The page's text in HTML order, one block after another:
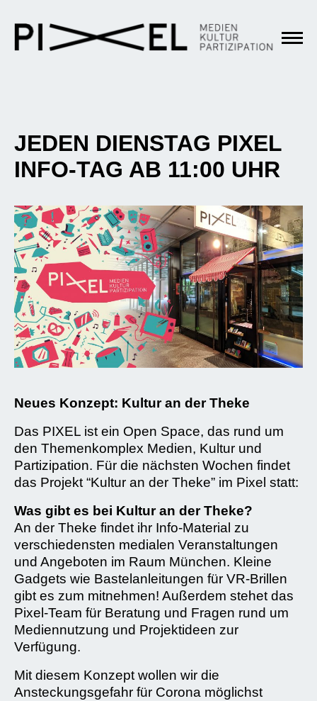
JEDEN DIENSTAG PIXEL
INFO-TAG AB 11:00 UHR
Neues Konzept: Kultur an der Theke
Das PIXEL ist ein Open Space, das rund um
den Themenkomplex Medien, Kultur und
Partizipation. Für die nächsten Wochen findet
das Projekt “Kultur an der Theke” im Pixel statt:
Was gibt es bei Kultur an der Theke?
An der Theke findet ihr Info-Material zu
verschiedensten medialen Veranstaltungen
und Angeboten im Raum München. Kleine
Gadgets wie Bastelanleitungen für VR-Brillen
gibt es zum mitnehmen! Außerdem stehet das
Pixel-Team für Beratung und Fragen rund um
Mediennutzung und Projektideen zur
Verfügung.
Mit diesem Konzept wollen wir die
Ansteckungsgefahr für Corona möglichst